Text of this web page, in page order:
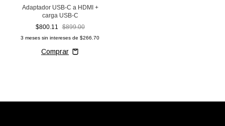
Adaptador USB-C a HDMI +
carga USB-C
$800.11
$899.00
3 meses sin intereses de $266.70